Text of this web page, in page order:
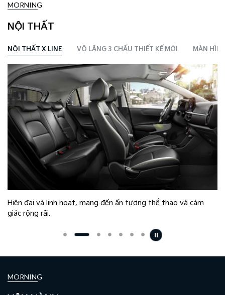
MORNING
NỘI THẤT
NỘI THẤT X LINE VÔ LĂNG 3 CHẤU THIẾT KẾ MỚI MÀN
Hiện đại và linh hoạt, mang đến ấn tượng thể thao và cảm
giác rộng rãi.
MORNING